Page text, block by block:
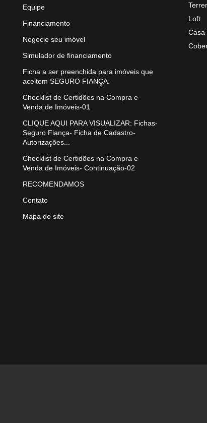
Equipe
Financiamento
Negocie seu imóvel
Simulador de financiamento
Ficha a ser preenchida para imóveis que
aceitem SEGURO FIANÇA.
Checklist de Certidões na Compra e
Venda de Imóveis-01
CLIQUE AQUI PARA VISUALIZAR: Fichas-
Seguro Fiança- Ficha de Cadastro-
Autorizações...
Checklist de Certidões na Compra e
Venda de Imóveis- Continuação-02
RECOMENDAMOS
Contato
Mapa do site
Loft
Casa